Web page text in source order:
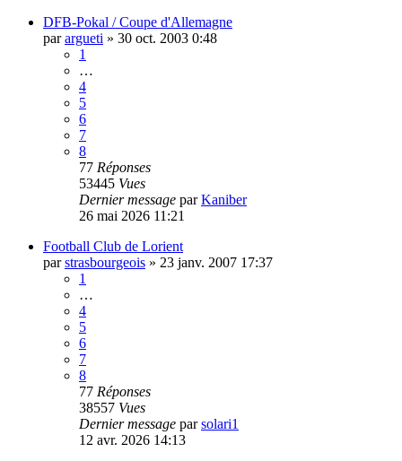
DFB-Pokal / Coupe d'Allemagne
parargueti » 30 oct. 2003 0:48
1
…
4
5
6
7
8
77 Réponses
53445 Vues
Dernier message parKaniber
26 mai 2026 11:21
Football Club de Lorient
parstrasbourgeois » 23 janv. 2007 17:37
1
…
4
5
6
7
8
77 Réponses
38557 Vues
Dernier message parsolari1
12 avr. 2026 14:13